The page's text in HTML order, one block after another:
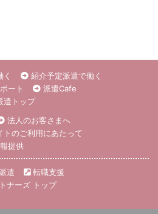
紹介予定派遣で働く
ート
派遣Cafe
遣トップ
法人のお客さまへ
トのご利用にあたって
提供
遣
転職支援
ナーズ トップ